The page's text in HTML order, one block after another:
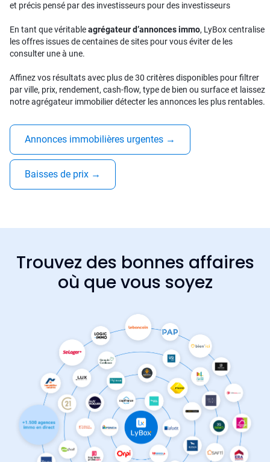
et précis pensé par des investisseurs pour des investisseurs
En tant que véritableagrégateur d’annonces immo, LyBox centralise
les offres issues de centaines de sites pour vous éviter de les
consulter une à une.
Affinez vos résultats avec plus de 30 critères disponibles pour filtrer
par ville, prix, rendement, cash-flow, type de bien ou surface et laissez
notre agrégateur immobilier détecter les annonces les plus rentables.
Annonces immobilières urgentes →
Baisses de prix →
Trouvez des bonnes affaires
où que vous soyez